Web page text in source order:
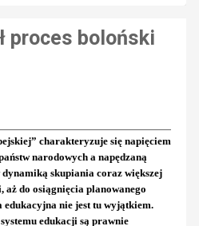
proces boloński
charakteryzuje się napięciem
narodowych a napędzaną
skupiania coraz większej
do osiągnięcia planowanego
edukacyjna nie jest tu wyjątkiem.
edukacji są prawnie